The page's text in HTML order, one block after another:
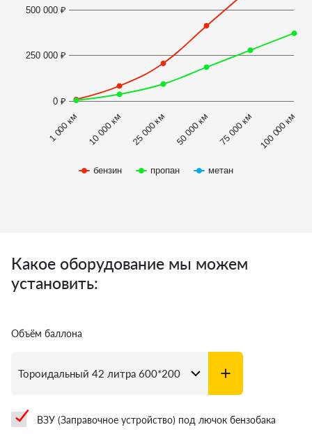
бензин пропан метан
1 000 км 10 000 км 25 000 км 50 000 км 75 000 км 100 000 км
0 ₽
250 000 ₽
500 000 ₽
Какое оборудование мы можем
установить:
Объём баллона
ВЗУ (Заправочное устройство) под лючок бензобака